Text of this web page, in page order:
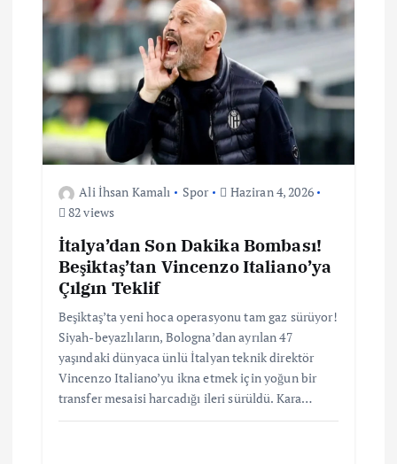
n
m
e
s
Ali İhsan Kamalı Spor
Haziran 4, 2026
82 views
İtalya’dan Son Dakika Bombası!
Beşiktaş’tan Vincenzo Italiano’ya
Çılgın Teklif
Beşiktaş’ta yeni hoca operasyonu tam gaz sürüyor!
Siyah-beyazlıların, Bologna’dan ayrılan 47
yaşındaki dünyaca ünlü İtalyan teknik direktör
Vincenzo Italiano’yu ikna etmek için yoğun bir
transfer mesaisi harcadığı ileri sürüldü. Kara…